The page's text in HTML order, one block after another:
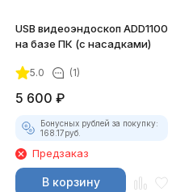
USB видеоэндоскоп ADD1100
на базе ПК (с насадками)
5.0 (1)
5 600 ₽
Бонусных рублей за покупку:
168.17руб.
Предзаказ
В корзину